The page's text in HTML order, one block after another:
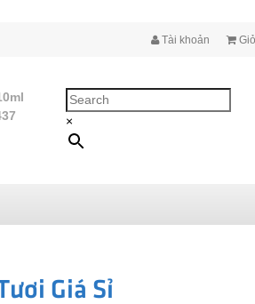
Tài khoản
×
Giá Sỉ